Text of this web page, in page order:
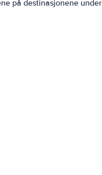
på destinasjonene under